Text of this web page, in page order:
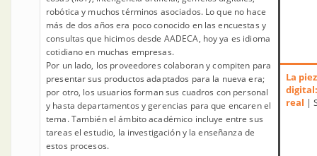
robótica y muchos términos asociados. Lo que no hace
más de dos años era poco conocido en las encuestas y
consultas que hicimos desde AADECA, hoy ya es idioma
cotidiano en muchas empresas.
Por un lado, los proveedores colaboran y compiten para
presentar sus productos adaptados para la nueva era;
por otro, los usuarios forman sus cuadros con personal
y hasta departamentos y gerencias para que encaren el
tema. También el ámbito académico incluye entre sus
tareas el estudio, la investigación y la enseñanza de
estos procesos.
La
real |